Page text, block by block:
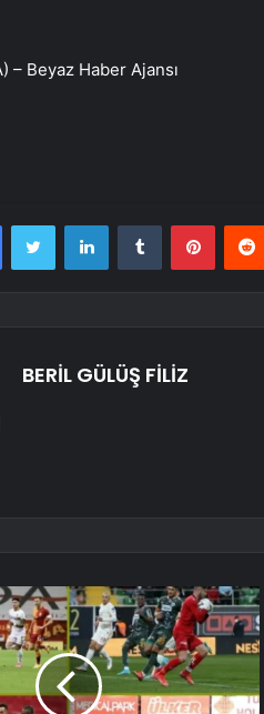
– Beyaz Haber Ajansı
FacebookTwitter LinkedInTumblr
BERİL GÜLÜŞ FİLİZ